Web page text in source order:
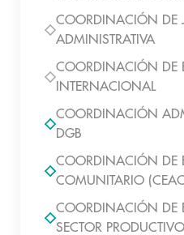
COORDINACIÓN DE
ADMINISTRATIVA
COORDINACIÓN DE
INTERNACIONAL
COORDINACIÓN
DGB
COORDINACIÓN DE
COMUNITARIO
COORDINACIÓN DE
SECTOR PRODUCTIVO